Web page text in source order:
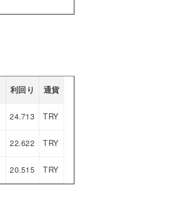
利回り 通貨
24.713 TRY
22.622 TRY
20.515 TRY